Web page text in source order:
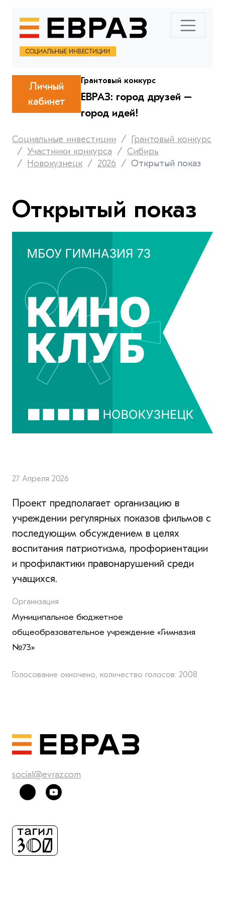
СОЦИАЛЬНЫЕ ИНВЕСТИЦИИ
Личный
кабинет
Грантовый конкурс
ЕВРАЗ: город друзей –
город идей!
Социальные инвестиции
Грантовый конкурс
Участники конкурса
Сибирь
Новокузнецк
2026 Открытый показ
Открытый показ
27 Апреля 2026
Проект предполагает организацию в
учреждении регулярных показов фильмов с
последующим обсуждением в целях
воспитания патриотизма, профориентации
и профилактики правонарушений среди
учащихся.
Организация
Муниципальное бюджетное
общеобразовательное учреждение «Гимназия
№73»
Голосование окночено, количество голосов: 2008
social@evraz.com